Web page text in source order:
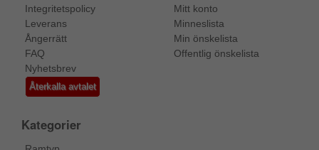
Integritetspolicy
Leverans
Ångerrätt
FAQ
Nyhetsbrev
Återkalla avtalet
Mitt konto
Minneslista
Min önskelista
Offentlig önskelista
Kategorier